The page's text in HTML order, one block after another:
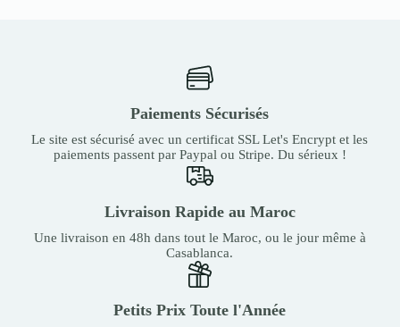
Paiements Sécurisés
Le site est sécurisé avec un certificat SSL Let's Encrypt et les
paiements passent par Paypal ou Stripe. Du sérieux !
Livraison Rapide au Maroc
Une livraison en 48h dans tout le Maroc, ou le jour même à
Casablanca.
Petits Prix Toute l'Année